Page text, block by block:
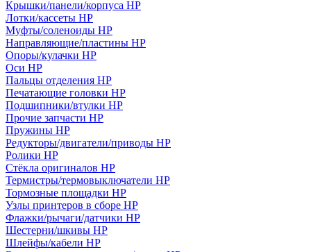
Крышки/панели/корпуса HP
Лотки/кассеты HP
Муфты/соленоиды HP
Направляющие/пластины HP
Опоры/кулачки HP
Оси HP
Пальцы отделения HP
Печатающие головки HP
Подшипники/втулки HP
Прочие запчасти HP
Пружины HP
Редукторы/двигатели/приводы HP
Ролики HP
Стёкла оригиналов HP
Термистры/термовыключатели HP
Тормозные площадки HP
Узлы принтеров в сборе HP
Флажки/рычаги/датчики HP
Шестерни/шкивы HP
Шлейфы/кабели HP